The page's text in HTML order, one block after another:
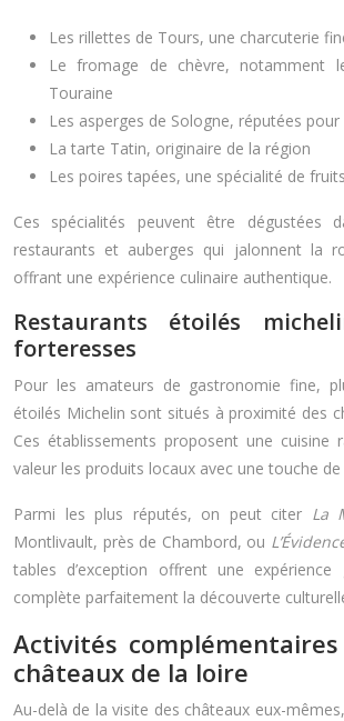
Les rillettes de Tours, une charcuterie
Le fromage de chèvre, notamment
Touraine
Les asperges de Sologne, réputées
La tarte Tatin, originaire de la région
Les poires tapées, une spécialité de
Ces spécialités peuvent être dégustées
restaurants et auberges qui jalonnent la
offrant une expérience culinaire authentique.
Restaurants étoilés
forteresses
Pour les amateurs de gastronomie fine,
étoilés Michelin sont situés à proximité des
Ces établissements proposent une cuisine
valeur les produits locaux avec une touche
Parmi les plus réputés, on peut citer La
Montlivault, près de Chambord, ou
tables d’exception offrent une expérience
complète parfaitement la découverte
Activités
châteaux de la loire
Au-delà de la visite des châteaux eux-